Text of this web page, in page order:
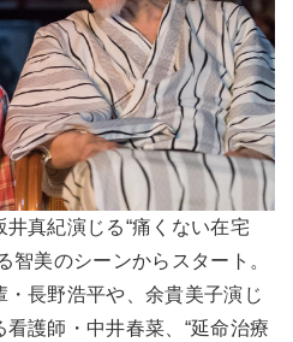
真紀演じる“痛くない在宅
智美のシーンからスタート。
長野浩平や、余貴美子演じ
護師・中井春菜、“延命治療